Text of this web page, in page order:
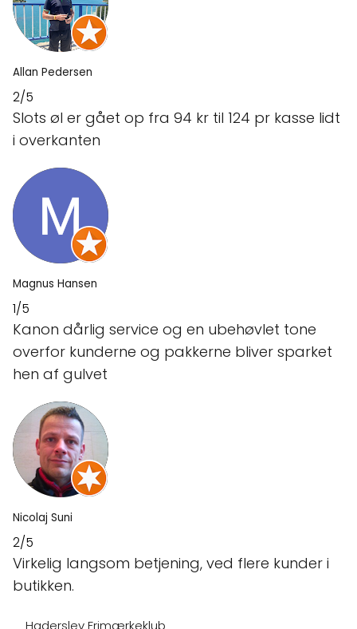
Allan Pedersen
2/5
Slots øl er gået op fra 94 kr til 124 pr kasse lidt
i overkanten
Magnus Hansen
1/5
Kanon dårlig service og en ubehøvlet tone
overfor kunderne og pakkerne bliver sparket
hen af gulvet
Nicolaj Suni
2/5
Virkelig langsom betjening, ved flere kunder i
butikken.
Haderslev Frimærkeklub